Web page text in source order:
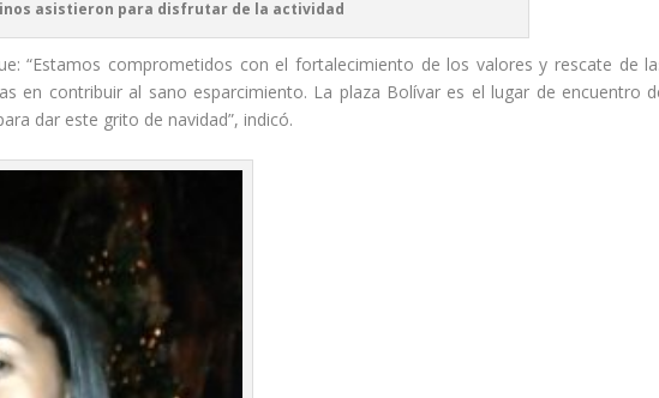
asistieron para disfrutar de la actividad
“Estamos comprometidos con el fortalecimiento de los valores y rescate de
en contribuir al sano esparcimiento. La plaza Bolívar es el lugar de encuentro
dar este grito de navidad”, indicó.